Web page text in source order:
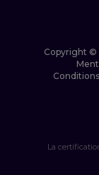
Copyright ©
La